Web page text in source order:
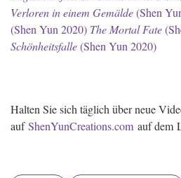
Verloren in einem Gemälde(Shen
(Shen Yun 2020) The Mortal Fate
Schönheitsfalle(Shen Yun 2020)
Halten Sie sich täglich über neue
aufShenYunCreations.com auf dem